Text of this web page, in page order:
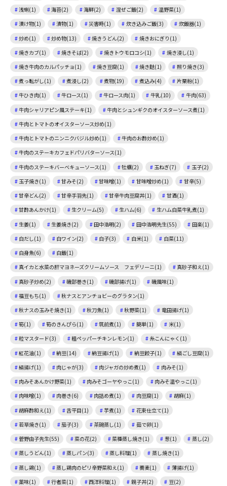
浅蜊(1) 海苔(2) 海鮮(2) 混ぜご飯(2)
温野菜(1)
漬け物(1)
漬物(1) 災害時(1) 炊き込みご飯(3)
炊飯器(1)
炒め(1)
炒め物(13) 焼きうどん(2)
焼きおにぎり(1)
焼きカブ(1)
焼きそば(2) 焼きトウモロコシ(1)
焼き浸し(1)
焼き牛肉のカルパッチョ(1)
焼き豆腐(1) 焼き麩(1)
照り焼き(3)
煮っ転がし(1)
煮浸し(2) 煮物(19) 煮込み(4)
片栗粉(1)
牛ひき肉(1)
牛ロース(1) 牛ロース肉(1) 牛乳(10)
牛肉(63)
牛肉シャリアピン風ステーキ(1)
牛肉とシュンギクのオイスターソース煮(1)
牛肉とトマトのオイスターソース炒め(1)
牛肉とトマトのニンニクバジル炒め(1)
牛肉のお酢炒め(1)
牛肉のステーキカフェドパリバターソース(1)
牛肉のステーキバーベキューソース(1)
牡蠣(2) 玉ねぎ(7)
玉子(2)
玉子焼き(1)
甘みそ(2) 甘味噌(1) 甘味噌炒め(1)
甘辛(5)
甘辛どん(2)
甘辛手羽先(1) 甘辛牛肉豆腐丼(1)
甘酒(1)
甘酢あんかけ(1)
生クリーム(5) 生ハム(6)
生ハム白菜牛乳煮(1)
生姜(1)
生姜焼き(2) 田中浩明(2) 田中浩明先生(55)
田楽(1)
白だし(1)
白ワイン(2) 白子(3) 白米(1)
白菜(11)
白身魚(6)
白飯(1)
真イカと水菜の肝マヨネーズクリームソース フェデリーニ(1)
真砂子和え(1)
真砂子炒め(2)
磯部巻き(1) 磯部揚げ(1)
磯風味(1)
福豆もち(1)
秋ナスとアンチョビーのグラタン(1)
秋ナスの玉みそ焼き(1)
秋刀魚(1) 秋野菜(1)
竜田揚げ(1)
筍(1)
筍のきんぴら(1) 筑前煮(1) 簡単(1)
米(1)
粒マスタード(3)
粗ペッパーチキンレモン(1)
糸こんにゃく(1)
紅花油(1)
納豆(14) 納豆揚げ(1) 納豆餃子(1)
絹ごし豆腐(1)
絹揚げ(1)
肉じゃが(3) 肉ジャガの炒め煮(1)
肉みそ(1)
肉みそあんかけ野菜(1)
肉みそゴーヤやっこ(1)
肉みそ温やっこ(1)
肉味噌(1)
肉巻き(6) 肉詰め煮(1) 肉豆腐(1)
胡麻(1)
胡麻酢和え(1)
舌平目(1) 芋煮(1)
花束仕立て(1)
若草焼き(1)
茄子(3) 茶碗蒸し(1)
茹で卵(1)
菅野由子先生(55)
菜の花(2) 菜種蒸し焼き(1) 葱(1)
蒸し(2)
蒸しうどん(1)
蒸しパン(3) 蒸し料理(1)
蒸し焼き(1)
蒸し鶏(1)
蒸し鶏肉のピリ辛野菜和え(1) 蕎麦(1)
薄揚げ(1)
薬味(1)
行者菜(1) 西洋料理(1) 親子丼(2)
豆(2)